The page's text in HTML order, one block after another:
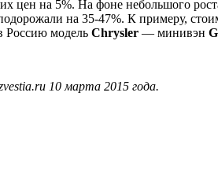
цен на 5%. На фоне небольшого
на 35-47%. К примеру,
Россию модель Chrysler — минивэн
10 марта 2015 года.